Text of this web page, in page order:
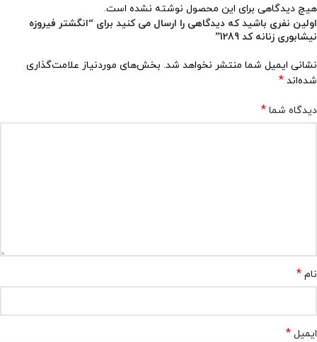
هیچ دیدگاهی برای این محصول نوشته نشده است.
اولین نفری باشید که دیدگاهی را ارسال می کنید برای “انگشتر فیروزه
نیشابوری زنانه کد 1289”
نشانی ایمیل شما منتشر نخواهد شد. بخش‌های موردنیاز علامت‌گذاری
شده‌اند *
دیدگاه شما *
نام *
ایمیل *